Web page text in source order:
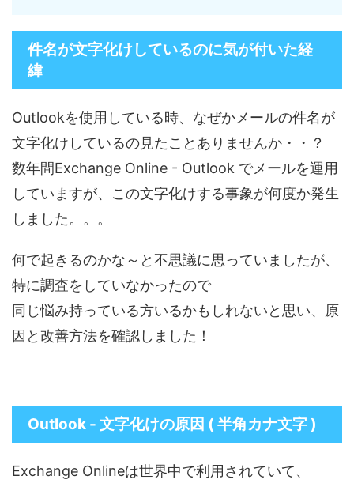
件名が文字化けしているのに気が付いた経
緯
Outlookを使用している時、なぜかメールの件名が
文字化けしているの見たことありませんか・・？
数年間Exchange Online - Outlook でメールを運用
していますが、この文字化けする事象が何度か発生
しました。。。
何で起きるのかな～と不思議に思っていましたが、
特に調査をしていなかったので
同じ悩み持っている方いるかもしれないと思い、原
因と改善方法を確認しました！
Outlook - 文字化けの原因 ( 半角カナ文字 )
Exchange Onlineは世界中で利用されていて、